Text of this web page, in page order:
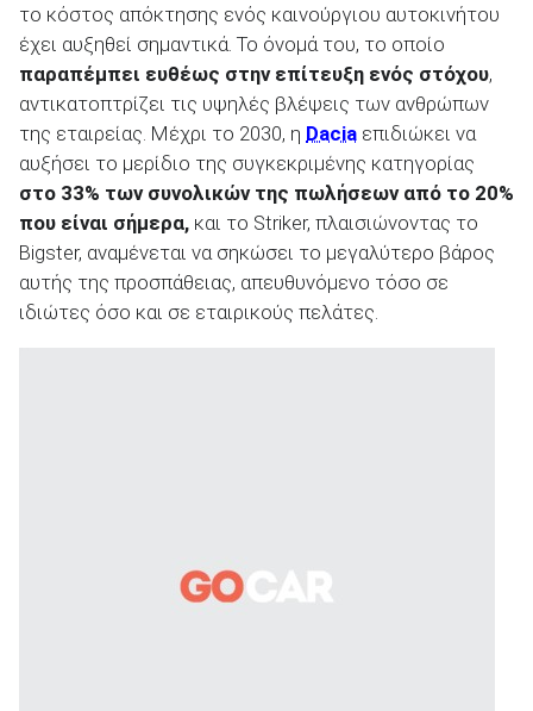
το κόστος απόκτησης ενός καινούργιου αυτοκινήτου
έχει αυξηθεί σημαντικά. Το όνομά του, το οποίο
παραπέμπει ευθέως στην επίτευξη ενός στόχου,
αντικατοπτρίζει τις υψηλές βλέψεις των ανθρώπων
της εταιρείας. Μέχρι το 2030, η Dacia επιδιώκει να
αυξήσει το μερίδιο της συγκεκριμένης κατηγορίας
στο 33% των συνολικών της πωλήσεων από το 20%
που είναι σήμερα, και το Striker, πλαισιώνοντας το
Bigster, αναμένεται να σηκώσει το μεγαλύτερο βάρος
αυτής της προσπάθειας, απευθυνόμενο τόσο σε
ιδιώτες όσο και σε εταιρικούς πελάτες.